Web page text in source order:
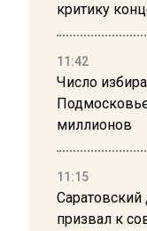
критику
11:42
Число
миллионов
11:15
Саратовский
призвал к